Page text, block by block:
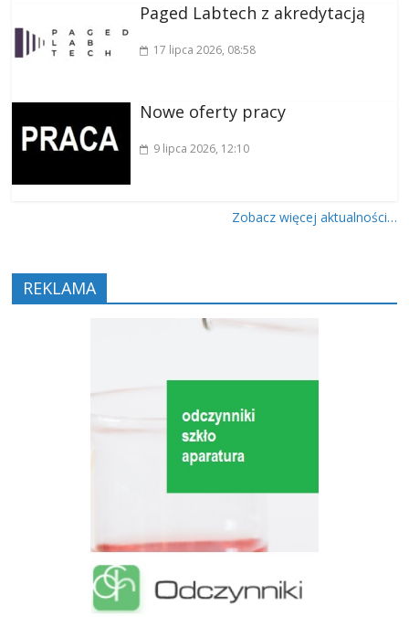
Paged Labtech z akredytacją
17 lipca 2026, 08:58
Nowe oferty pracy
9 lipca 2026, 12:10
Zobacz więcej aktualności…
REKLAMA